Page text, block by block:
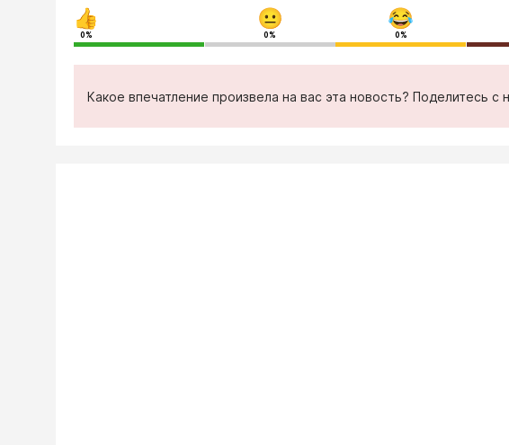
0% 0% 0%
Какое впечатление произвела на вас эта новость? Поделитесь с